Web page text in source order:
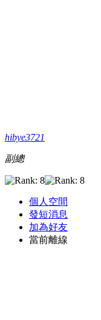
hibye3721
副總
個人空間
發短消息
加為好友
當前離線